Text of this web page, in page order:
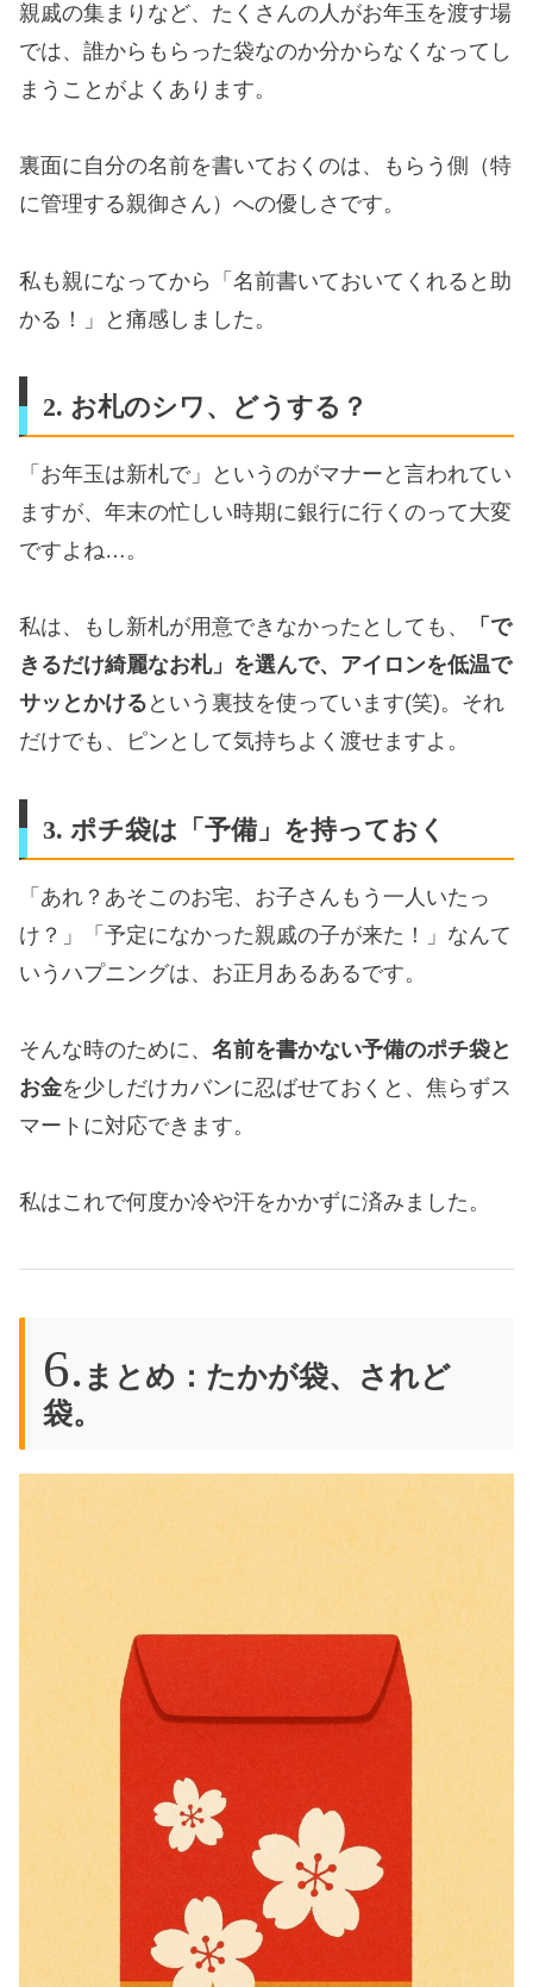
親戚の集まりなど、たくさんの人がお年玉を渡す場
では、誰からもらった袋なのか分からなくなってし
まうことがよくあります。
裏面に自分の名前を書いておくのは、もらう側（特
に管理する親御さん）への優しさです。
私も親になってから「名前書いておいてくれると助
かる！」と痛感しました。
2. お札のシワ、どうする？
「お年玉は新札で」というのがマナーと言われてい
ますが、年末の忙しい時期に銀行に行くのって大変
ですよね…。
私は、もし新札が用意できなかったとしても、
「で
きるだけ綺麗なお札」を選んで、アイロンを低温で
サッとかける という裏技を使っています(笑)。それ
だけでも、ピンとして気持ちよく渡せますよ。
3. ポチ袋は「予備」を持っておく
「あれ？あそこのお宅、お子さんもう一人いたっ
け？」「予定になかった親戚の子が来た！」なんて
いうハプニングは、お正月あるあるです。
そんな時のために、 名前を書かない予備のポチ袋と
お金を少しだけカバンに忍ばせておくと、焦らずス
マートに対応できます。
私はこれで何度か冷や汗をかかずに済みました。
まとめ：たかが袋、されど
袋。